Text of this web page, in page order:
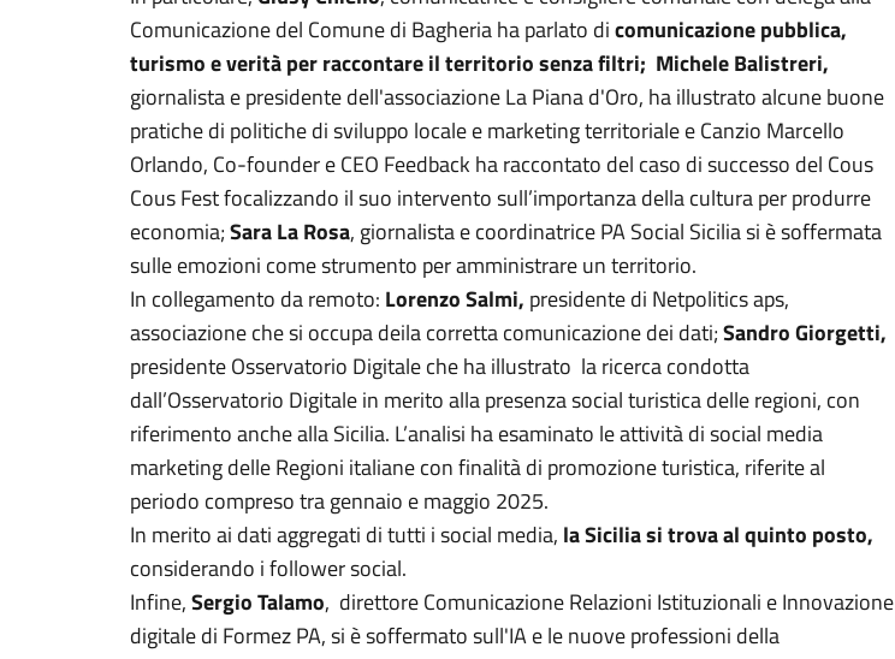
Comunicazione del Comune di Bagheria ha parlato dicomunicazione pubblica,
turismo e verità per raccontare il territorio senza filtri; Michele Balistreri,
giornalista e presidente dell'associazione La Piana d'Oro, ha illustrato alcune buone
pratiche di politiche di sviluppo locale e marketing territoriale e Canzio Marcello
Orlando, Co-founder e CEO Feedback ha raccontato del caso di successo del Cous
Cous Fest focalizzando il suo intervento sull’importanza della cultura per produrre
economia;Sara La Rosa, giornalista e coordinatrice PA Social Sicilia si è soffermata
sulle emozioni come strumento per amministrare un territorio.
In collegamento da remoto: Lorenzo Salmi, presidente di Netpolitics aps,
associazione che si occupa deila corretta comunicazione dei dati;Sandro Giorgetti,
presidente Osservatorio Digitale che ha illustrato la ricerca condotta
dall’Osservatorio Digitale in merito alla presenza social turistica delle regioni, con
riferimento anche alla Sicilia. L’analisi ha esaminato le attività di social media
marketing delle Regioni italiane con finalità di promozione turistica, riferite al
periodo compreso tra gennaio e maggio 2025.
In merito ai dati aggregati di tutti i social media, la Sicilia si trova al quinto posto,
considerando i follower social.
Infine,Sergio Talamo, direttore Comunicazione Relazioni Istituzionali e Innovazione
digitale di Formez PA, si è soffermato sull'IA e le nuove professioni della